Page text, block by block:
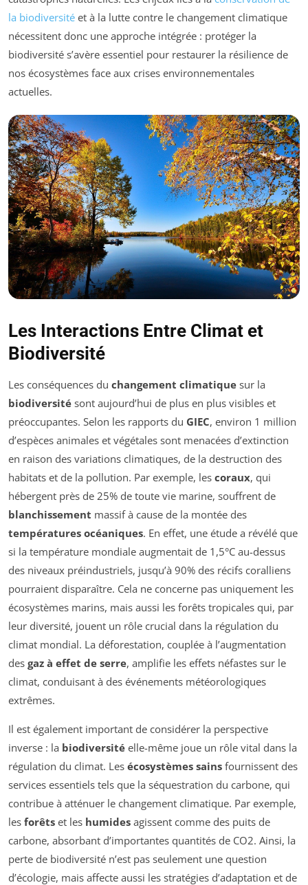
la biodiversité et à la lutte contre le changement climatique
nécessitent donc une approche intégrée : protéger la
biodiversité s’avère essentiel pour restaurer la résilience de
nos écosystèmes face aux crises environnementales
actuelles.
Les Interactions Entre Climat et
Biodiversité
Les conséquences du changement climatique sur la
biodiversité sont aujourd’hui de plus en plus visibles et
préoccupantes. Selon les rapports du GIEC, environ 1 million
d’espèces animales et végétales sont menacées d’extinction
en raison des variations climatiques, de la destruction des
habitats et de la pollution. Par exemple, les coraux, qui
hébergent près de 25% de toute vie marine, souffrent de
blanchissement massif à cause de la montée des
températures océaniques. En effet, une étude a révélé que
si la température mondiale augmentait de 1,5°C au-dessus
des niveaux préindustriels, jusqu’à 90% des récifs coralliens
pourraient disparaître. Cela ne concerne pas uniquement les
écosystèmes marins, mais aussi les forêts tropicales qui, par
leur diversité, jouent un rôle crucial dans la régulation du
climat mondial. La déforestation, couplée à l’augmentation
des gaz à effet de serre, amplifie les effets néfastes sur le
climat, conduisant à des événements météorologiques
extrêmes.
Il est également important de considérer la perspective
inverse : la biodiversité elle-même joue un rôle vital dans la
régulation du climat. Les écosystèmes sains fournissent des
services essentiels tels que la séquestration du carbone, qui
contribue à atténuer le changement climatique. Par exemple,
les forêts et les humides agissent comme des puits de
carbone, absorbant d’importantes quantités de CO2. Ainsi, la
perte de biodiversité n’est pas seulement une question
d’écologie, mais affecte aussi les stratégies d’adaptation et de